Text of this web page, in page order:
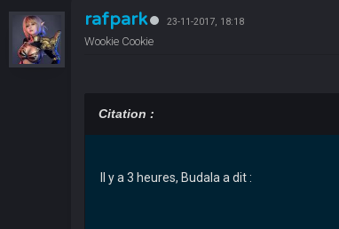
rafpark 23-11-2017, 18:18
Wookie Cookie
Citation :
Il y a 3 heures, Budala a dit :